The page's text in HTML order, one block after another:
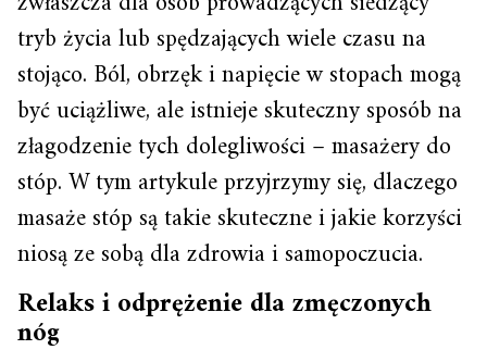
tryb życia lub spędzających wiele czasu na
stojąco. Ból, obrzęk i napięcie w stopach mogą
być uciążliwe, ale istnieje skuteczny sposób na
złagodzenie tych dolegliwości – masażery do
stóp. W tym artykule przyjrzymy się, dlaczego
masaże stóp są takie skuteczne i jakie korzyści
niosą ze sobą dla zdrowia i samopoczucia.
Relaks i odprężenie dla zmęczonych
nóg